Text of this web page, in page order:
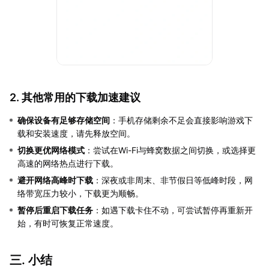
2. 其他常用的下载加速建议
确保设备有足够存储空间 ：手机存储剩余不足会直接影响游戏下
载和安装速度，请先释放空间。
切换更优网络模式 ：尝试在Wi-Fi与蜂窝数据之间切换，或选择更
高速的网络热点进行下载。
避开网络高峰时下载 ：深夜或非周末、非节假日等低峰时段，网
络带宽压力较小，下载更为顺畅。
暂停后重启下载任务 ：如遇下载卡住不动，可尝试暂停再重新开
始，有时可恢复正常速度。
三. 小结